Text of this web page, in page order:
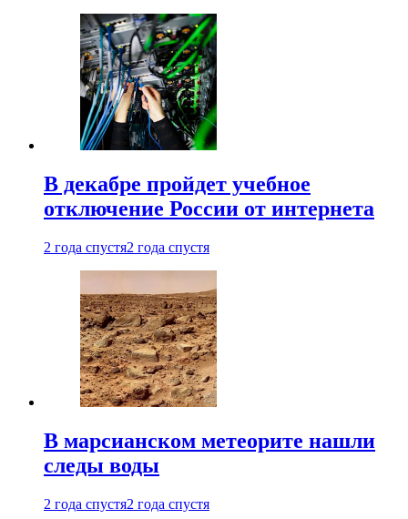
В декабре пройдет учебное
отключение России от интернета
2 года спустя2 года спустя
В марсианском метеорите нашли
следы воды
2 года спустя2 года спустя